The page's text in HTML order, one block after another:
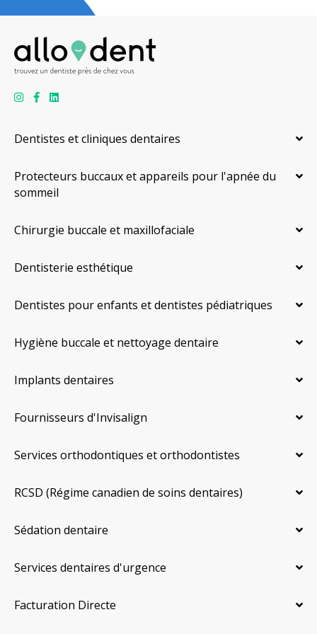
Dentistes et cliniques dentaires
Protecteurs buccaux et appareils pour l'apnée du
sommeil
Chirurgie buccale et maxillofaciale
Dentisterie esthétique
Dentistes pour enfants et dentistes pédiatriques
Hygiène buccale et nettoyage dentaire
Implants dentaires
Fournisseurs d'Invisalign
Services orthodontiques et orthodontistes
RCSD (Régime canadien de soins dentaires)
Sédation dentaire
Services dentaires d'urgence
Facturation Directe